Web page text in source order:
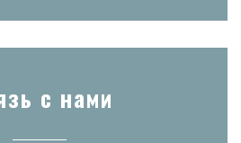
с нами